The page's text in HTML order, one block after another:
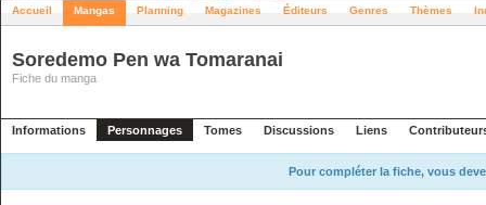
Accueil Mangas Planning Magazines Éditeurs Genres Thèmes
Soredemo Pen wa Tomaranai
Fiche du manga
Informations Personnages Tomes Discussions Liens
Pour compléter la fiche, vous